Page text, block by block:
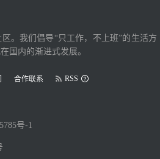
。我们倡导“只工作，不上班”的生活方
国内的渐进式发展。
合作联系 RSS
号-1